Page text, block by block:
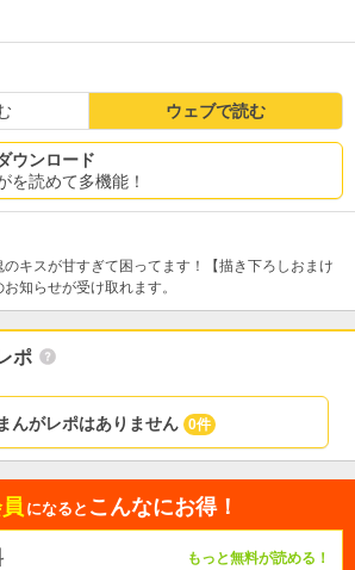
ウェブで読む
ウンロード
を読めて多機能！
のキスが甘すぎて困ってます！【描き下ろしおまけ
知らせが受け取れます。
ポ
んがレポはありません 0件
になると こんなにお得！
もっと無料が読める！